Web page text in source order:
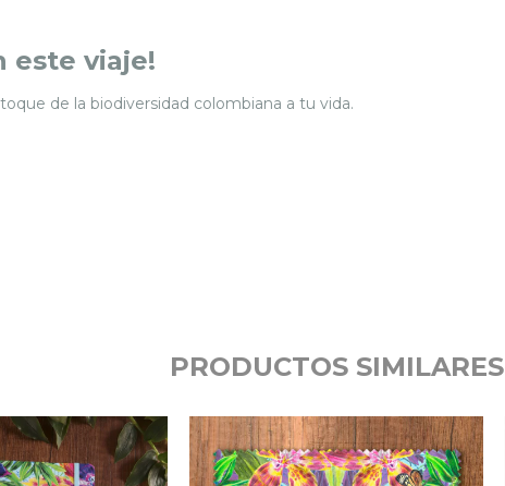
este viaje!
de la biodiversidad colombiana a tu vida.
PRODUCTOS SIMILARES